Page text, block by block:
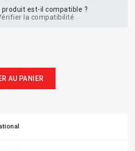
produit est-il compatible ?
la compatibilité
AU PANIER